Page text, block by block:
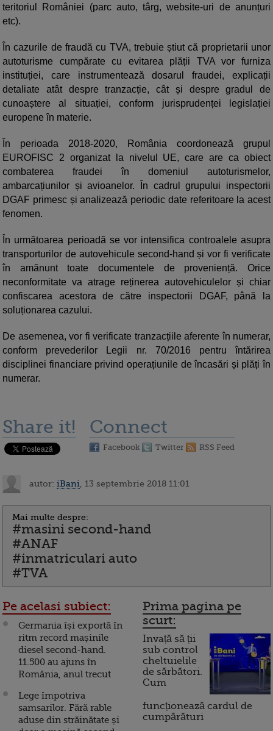
teritoriul României (parc auto, târg, website-uri de anunțuri
etc).
În cazurile de fraudă cu TVA, trebuie știut că proprietarii unor
autoturisme cumpărate cu evitarea plății TVA vor furniza
instituției, care instrumentează dosarul fraudei, explicații
detaliate atât despre tranzacție, cât și despre gradul de
cunoaștere al situației, conform jurisprudenței legislației
europene în materie.
În perioada 2018-2020, România coordonează grupul
EUROFISC 2 organizat la nivelul UE, care are ca obiect
combaterea fraudei în domeniul autoturismelor,
ambarcațiunilor și avioanelor. În cadrul grupului inspectorii
DGAF primesc și analizează periodic date referitoare la acest
fenomen.
În următoarea perioadă se vor intensifica controalele asupra
transporturilor de autovehicule second-hand și vor fi verificate
în amănunt toate documentele de proveniență. Orice
neconformitate va atrage reținerea autovehiculelor și chiar
confiscarea acestora de către inspectorii DGAF, până la
soluționarea cazului.
De asemenea, vor fi verificate tranzacțiile aferente în numerar,
conform prevederilor Legii nr. 70/2016 pentru întărirea
disciplinei financiare privind operațiunile de încasări și plăți în
numerar.
Share it! Connect
Facebook Twitter RSS Feed
autor: iBani , 13 septembrie 2018 11:01
Mai multe despre:
#masini second-hand
#ANAF
#inmatriculari auto
#TVA
Pe acelasi subiect:
Germania își exportă în
ritm record mașinile
diesel second-hand.
11.500 au ajuns în
România, anul trecut
Lege împotriva
samsarilor. Fără rable
aduse din străinătate și
Prima pagina pe
scurt:
Invață să ții
sub control
cheltuielile
de sărbători.
Cum
funcționează cardul de
cumpărături